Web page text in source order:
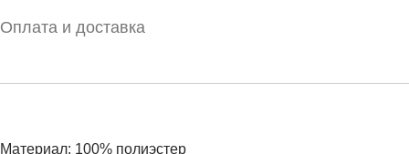
Оплата и доставка
Материал: 100% полиэстер